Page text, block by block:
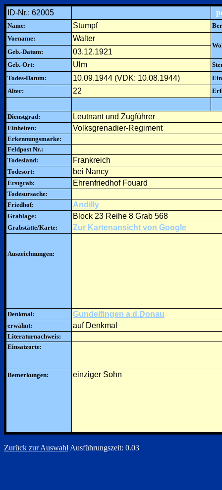
ID-Nr.: 62005
Name: Stumpf
Vorname:
Walter
Geb.-Datum:
03.12.1921
Geb.-Ort: Ulm
Todes-Datum:
10.09.1944 (VDK: 10.08.1944)
Alter:
22
Dienstgrad: Leutnant und Zugführer
Einheiten: Volksgrenadier-Regiment
Erkennungsmarke:
Feldpost Nr.:
Todesland:
Frankreich
Todesort: bei Nancy
Erstgrab: Ehrenfriedhof Fouard
Todesursache:
Friedhof:
Andilly
Grablage: Block 23 Reihe 8 Grab 568
Grabstätte/Karte: Zur Kartenansicht von Google
Auszeichnungen:
Denkmal: Gundelfingen a.d.Donau
erwähnt: auf Denkmal
Literaturnachweis:
Einsatzorte:
Bemerkungen: einziger Sohn
Zurück zur Auswahl Ausführungszeit: 0.03